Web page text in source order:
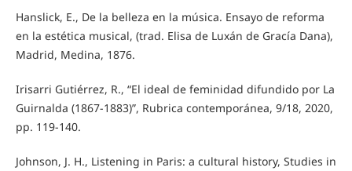
Hanslick, E., De la belleza en la música. Ensayo de reforma
en la estética musical, (trad. Elisa de Luxán de Gracía Dana),
Madrid, Medina, 1876.
Irisarri Gutiérrez, R., “El ideal de feminidad difundido por La
Guirnalda (1867-1883)”, Rubrica contemporánea, 9/18, 2020,
pp. 119-140.
Johnson, J. H., Listening in Paris: a cultural history, Studies in